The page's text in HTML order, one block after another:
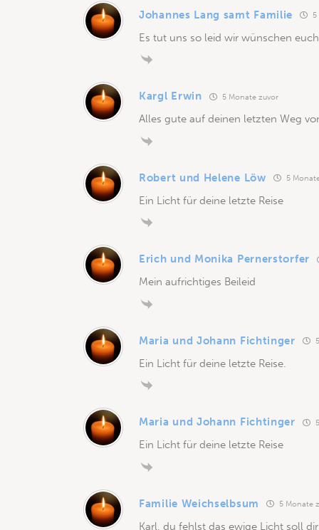
Johannes Lang samt Familie
Es tut uns so leid wir wünschen
Kargl Erwin 5 Monate zuvor
Alles gute auf deinen letzten Weg
Robert und Helene Löw 5
Ein Licht für deine letzte Reise
Erich und Monika Pernerstorfer
Mein aufrichtiges Beileid
Maria und Johann Fichtinger
Ein Licht für deine letzte Reise.
Maria und Johann Fichtinger
Ein Licht für deine letzte Reise
Familie Weichselbsum 5 Monate
Karl, du fehlst das ewige Licht soll